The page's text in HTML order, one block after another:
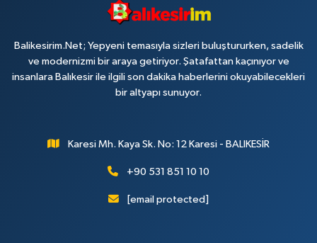
Balikesirim.Net; Yepyeni temasıyla sizleri buluştururken, sadelik
ve modernizmi bir araya getiriyor. Şatafattan kaçınıyor ve
insanlara Balıkesir ile ilgili son dakika haberlerini okuyabilecekleri
bir altyapı sunuyor.
Karesi Mh. Kaya Sk. No: 12 Karesi - BALIKESİR
+90 531 851 10 10
[email protected]